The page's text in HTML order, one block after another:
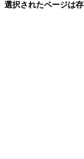
選択されたページは